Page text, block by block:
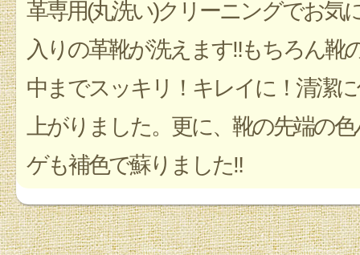
革専用(丸洗い)クリーニングでお気
入りの革靴が洗えます‼︎もちろん靴
中までスッキリ！キレイに！清潔
上がりました。更に、靴の先端の色
ゲも補色で蘇りました‼︎